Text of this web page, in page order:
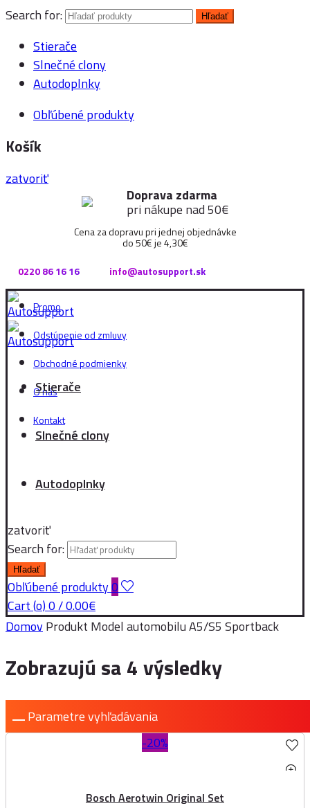
Search for: Hľadať
Stierače
Slnečné clony
Autodoplnky
Obľúbené produkty
Košík
zatvoriť
Doprava zdarma
pri nákupe nad 50€
Cena za dopravu pri jednej objednávke
do 50€ je 4,30€
0220 86 16 16
info@autosupport.sk
Promo
Odstúpenie od zmluvy
Obchodné podmienky
O nás
Kontakt
Stierače
Slnečné clony
Autodoplnky
zatvoriť
Search for:
Hľadať
Obľúbené produkty0
Cart (o)0/0.00€
Domov Produkt Model automobiluA5/S5 Sportback
Zobrazujú sa 4 výsledky
Parametre vyhľadávania
-20%
Bosch Aerotwin Original Set